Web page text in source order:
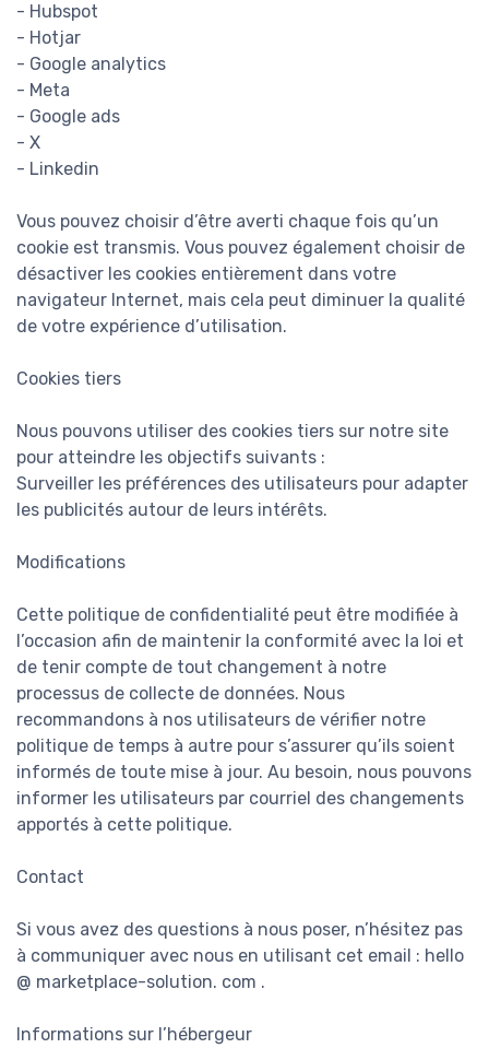
- Hubspot
- Hotjar
- Google analytics
- Meta
- Google ads
- X
- Linkedin
Vous pouvez choisir d’être averti chaque fois qu’un
cookie est transmis. Vous pouvez également choisir de
désactiver les cookies entièrement dans votre
navigateur Internet, mais cela peut diminuer la qualité
de votre expérience d’utilisation.
Cookies tiers
Nous pouvons utiliser des cookies tiers sur notre site
pour atteindre les objectifs suivants :
Surveiller les préférences des utilisateurs pour adapter
les publicités autour de leurs intérêts.
Modifications
Cette politique de confidentialité peut être modifiée à
l’occasion afin de maintenir la conformité avec la loi et
de tenir compte de tout changement à notre
processus de collecte de données. Nous
recommandons à nos utilisateurs de vérifier notre
politique de temps à autre pour s’assurer qu’ils soient
informés de toute mise à jour. Au besoin, nous pouvons
informer les utilisateurs par courriel des changements
apportés à cette politique.
Contact
Si vous avez des questions à nous poser, n’hésitez pas
à communiquer avec nous en utilisant cet email : hello
@ marketplace-solution. com .
Informations sur l’hébergeur